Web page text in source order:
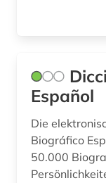
Español
Die
Biográfico
50.000